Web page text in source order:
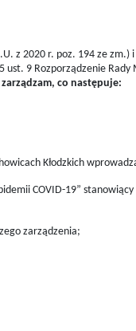
z 2020 r. poz. 194 ze zm.)
ust. 9 Rozporządzenie
zarządzam, co następuje:
Kłodzkich
COVID-19” stanowiący
zarządzenia;